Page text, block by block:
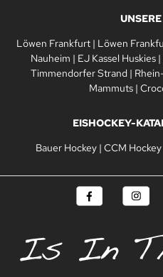
Löwen Frankfurt | Löwen
Nauheim | EJ Kassel Huskies |
Timmendorfer Strand |
Mammuts|
EISHOCKEY-
Bauer Hockey| CCM Hockey